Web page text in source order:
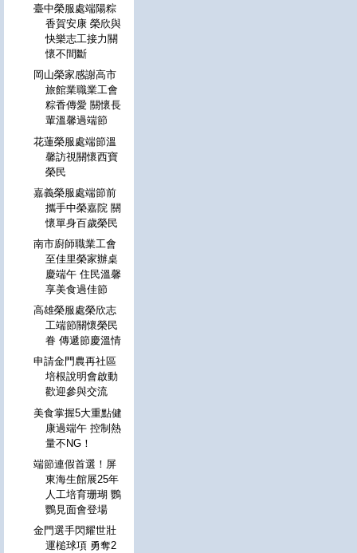
臺中榮服處端陽粽
香賀安康 榮欣與
快樂志工接力關
懷不間斷
岡山榮家感謝高市
旅館業職業工會
粽香傳愛 關懷長
輩溫馨過端節
花蓮榮服處端節溫
馨訪視關懷西寶
榮民
嘉義榮服處端節前
攜手中榮嘉院 關
懷單身百歲榮民
南市廚師職業工會
至佳里榮家辦桌
慶端午 住民溫馨
享美食過佳節
高雄榮服處榮欣志
工端節關懷榮民
眷 傳遞節慶溫情
申請金門農再社區
培根說明會啟動
歡迎參與交流
美食掌握5大重點健
康過端午 控制熱
量不NG！
端節連假首選！屏
東海生館展25年
人工培育珊瑚 鸚
鸚見面會登場
金門選手閃耀世壯
運槌球項 勇奪2